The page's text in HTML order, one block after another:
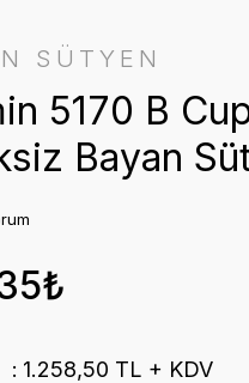
SÜTYEN
5170 B
Bayan
1.258,50 TL + KDV